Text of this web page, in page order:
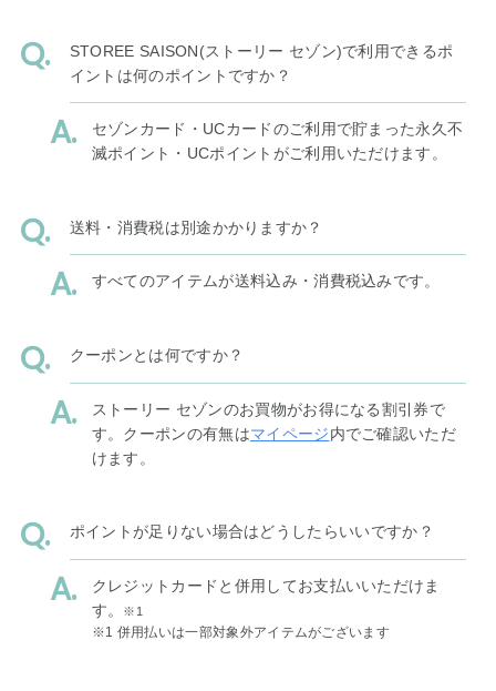
STOREE SAISON(ストーリー セゾン)で利用できるポ
イントは何のポイントですか？
セゾンカード・UCカードのご利用で貯まった永久不
滅ポイント・UCポイントがご利用いただけます。
送料・消費税は別途かかりますか？
すべてのアイテムが送料込み・消費税込みです。
クーポンとは何ですか？
ストーリー セゾンのお買物がお得になる割引券で
す。クーポンの有無はマイページ内でご確認いただ
けます。
ポイントが足りない場合はどうしたらいいですか？
クレジットカードと併用してお支払いいただけま
す。
※1
※1 併用払いは一部対象外アイテムがございます